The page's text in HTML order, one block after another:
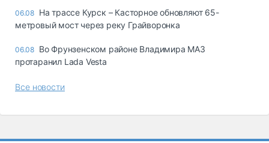
06.08 На трассе Курск – Касторное обновляют 65-
метровый мост через реку Грайворонка
06.08 Во Фрунзенском районе Владимира МАЗ
протаранил Lada Vesta
Все новости